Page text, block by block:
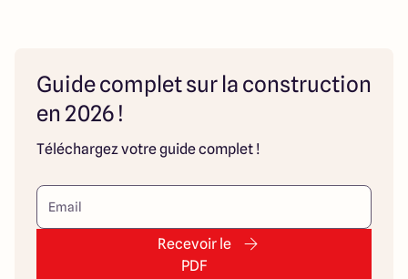
Guide complet sur la construction
en 2026 !
Téléchargez votre guide complet !
Recevoir le
PDF